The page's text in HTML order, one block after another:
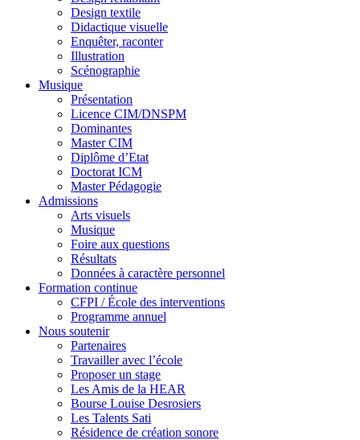
Design textile
Didactique visuelle
Enquêter, raconter
Illustration
Scénographie
Musique
Présentation
Licence CIM/DNSPM
Dominantes
Master CIM
Diplôme d’Etat
Doctorat ICM
Master Pédagogie
Admissions
Arts visuels
Musique
Foire aux questions
Résultats
Données à caractère personnel
Formation continue
CFPI / École des interventions
Programme annuel
Nous soutenir
Partenaires
Travailler avec l’école
Proposer un stage
Les Amis de la HEAR
Bourse Louise Desrosiers
Les Talents Sati
Résidence de création sonore